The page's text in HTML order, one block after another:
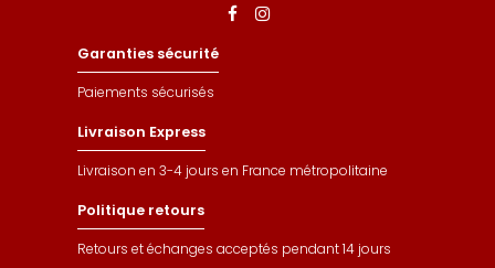
Garanties sécurité
Paiements sécurisés
Livraison Express
Livraison en 3-4 jours en France métropolitaine
Politique retours
Retours et échanges acceptés pendant 14 jours